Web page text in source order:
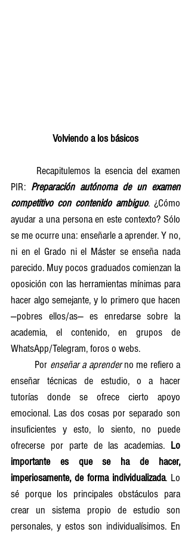
Volviendo a los básicos
PIR: Preparación autónoma de un examen
competitivo con contenido ambiguo. ¿Cómo
ayudar a una persona en este contexto? Sólo
se me ocurre una: enseñarle a aprender. Y no,
ni en el Grado ni el Máster se enseña nada
parecido. Muy pocos graduados comienzan la
oposición con las herramientas mínimas para
hacer algo semejante, y lo primero que hacen
—pobres ellos/as— es enredarse sobre la
academia, el contenido, en grupos de
WhatsApp/Telegram, foros o webs.
	Por
enseñar a aprender no me refiero a
enseñar técnicas de estudio, o a hacer
tutorías donde se ofrece cierto apoyo
emocional. Las dos cosas por separado son
insuficientes y esto, lo siento, no puede
ofrecerse por parte de las academias. Lo
importante es que se ha de hacer,
imperiosamente, de forma individualizada. Lo
sé porque los principales obstáculos para
crear un sistema propio de estudio son
personales, y estos son individualísimos. En